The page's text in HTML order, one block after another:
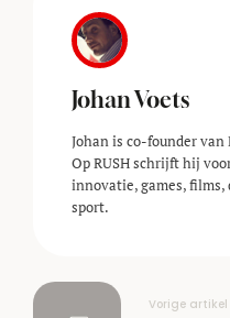
Johan Voets
Johan is co-founder van
Op RUSH schrijft hij
innovatie, games,
sport.
Vorige artikel